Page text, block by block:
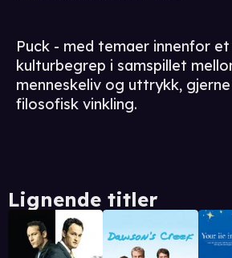
Puck - med temaer innenfor
kulturbegrep i samspillet
menneskeliv og uttrykk,
filosofisk vinkling.
Lignende titler